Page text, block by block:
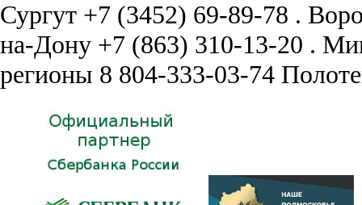
Сургут +7 (3452) 69-89-78 .
на-Дону +7 (863) 310-13-20 .
регионы 8 804-333-03-74